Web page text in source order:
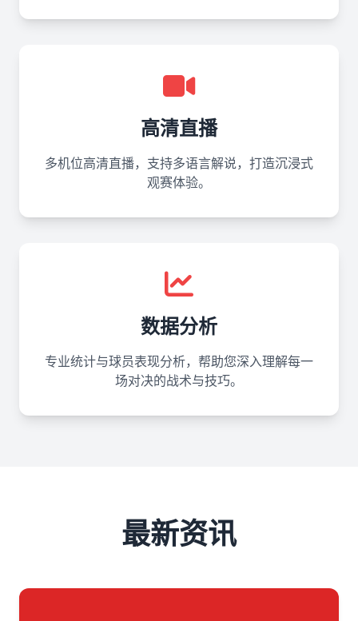
高清直播
多机位高清直播，支持多语言解说，打造沉浸式
观赛体验。
数据分析
专业统计与球员表现分析，帮助您深入理解每一
场对决的战术与技巧。
最新资讯